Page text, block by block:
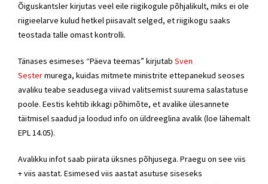
Õiguskantsler kirjutas veel eile riigikogule põhjalikult, miks ei ole
riigieelarve kulud hetkel piisavalt selged, et riigikogu saaks
teostada talle omast kontrolli.
Tänases esimeses “Päeva teemas” kirjutab Sven
Sestermurega, kuidas mitmete ministrite ettepanekud seoses
avaliku teabe seadusega viivad valitsemist suurema salastatuse
poole. Eestis kehtib ikkagi põhimõte, et avalike ülesannete
täitmisel saadud ja loodud info on üldreeglina avalik (loe lähemalt
EPL 14.05).
Avalikku infot saab piirata üksnes põhjusega. Praegu on see viis
+ viis aastat. Esimesed viis aastat asutuse siseseks